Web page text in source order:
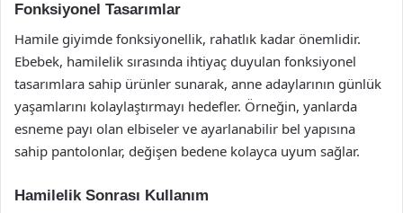
Fonksiyonel Tasarımlar
Hamile giyimde fonksiyonellik, rahatlık kadar önemlidir.
Ebebek, hamilelik sırasında ihtiyaç duyulan fonksiyonel
tasarımlara sahip ürünler sunarak, anne adaylarının günlük
yaşamlarını kolaylaştırmayı hedefler. Örneğin, yanlarda
esneme payı olan elbiseler ve ayarlanabilir bel yapısına
sahip pantolonlar, değişen bedene kolayca uyum sağlar.
Hamilelik Sonrası Kullanım